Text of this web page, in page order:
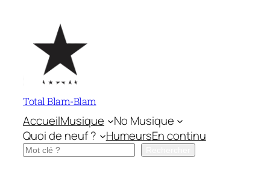
contenu
Total Blam-Blam
AccueilMusique
No Musique
Quoi de neuf ?
HumeursEn continu
Rechercher